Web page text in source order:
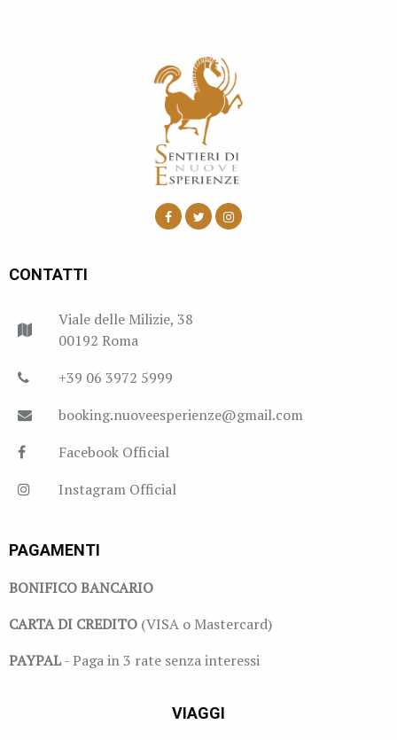
CONTATTI
Viale delle Milizie, 38
00192 Roma
+39 06 3972 5999
booking.nuoveesperienze@gmail.com
Facebook Official
Instagram Official
PAGAMENTI
BONIFICO BANCARIO
CARTA DI CREDITO (VISA o Mastercard)
PAYPAL- Paga in 3 rate senza interessi
VIAGGI